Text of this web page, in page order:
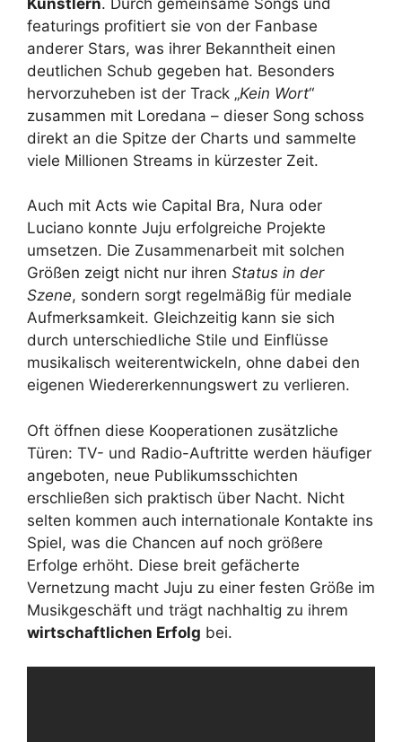
featurings profitiert sie von der Fanbase
anderer Stars, was ihrer Bekanntheit einen
deutlichen Schub gegeben hat. Besonders
hervorzuheben ist der Track „Kein Wort“
zusammen mit Loredana – dieser Song schoss
direkt an die Spitze der Charts und sammelte
viele Millionen Streams in kürzester Zeit.
Auch mit Acts wie Capital Bra, Nura oder
Luciano konnte Juju erfolgreiche Projekte
umsetzen. Die Zusammenarbeit mit solchen
Größen zeigt nicht nur ihren Status in der
Szene, sondern sorgt regelmäßig für mediale
Aufmerksamkeit. Gleichzeitig kann sie sich
durch unterschiedliche Stile und Einflüsse
musikalisch weiterentwickeln, ohne dabei den
eigenen Wiedererkennungswert zu verlieren.
Oft öffnen diese Kooperationen zusätzliche
Türen: TV- und Radio-Auftritte werden häufiger
angeboten, neue Publikumsschichten
erschließen sich praktisch über Nacht. Nicht
selten kommen auch internationale Kontakte ins
Spiel, was die Chancen auf noch größere
Erfolge erhöht. Diese breit gefächerte
Vernetzung macht Juju zu einer festen Größe im
Musikgeschäft und trägt nachhaltig zu ihrem
wirtschaftlichen Erfolg bei.